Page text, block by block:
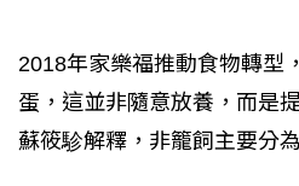
2018年家樂福推動食物轉型
蛋，這並非隨意放養，而是
蘇筱駗解釋，非籠飼主要分